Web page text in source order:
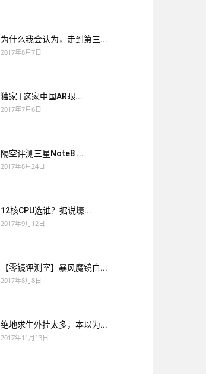
为什么我会认为，走到第三...
2017年8月7日
独家 | 这家中国AR眼...
2017年7月6日
隔空评测三星Note8 ...
2017年8月24日
12核CPU选谁？据说壕...
2017年9月12日
【零镜评测室】暴风魔镜白...
2017年8月8日
绝地求生外挂太多，本以为...
2017年11月13日